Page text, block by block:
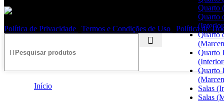
Quarto
Quarto
Quarto
Quarto
Quarto
Salas
Salas
Política de Privacidade Termos e Condições de Uso Política de
Início